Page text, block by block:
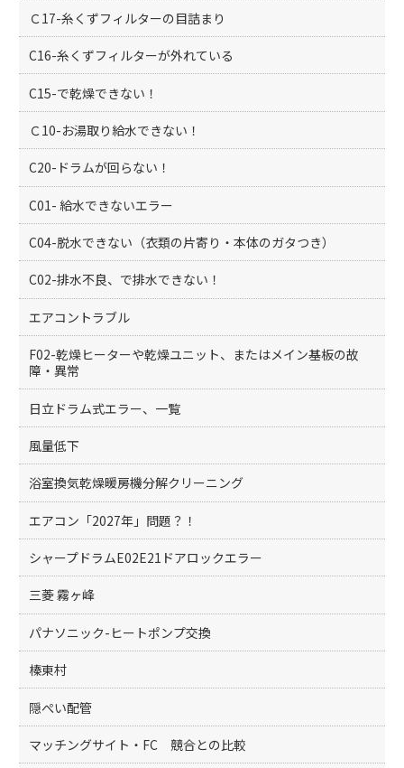
Ｃ17-糸くずフィルターの目詰まり
C16-糸くずフィルターが外れている
C15-で乾燥できない！
Ｃ10-お湯取り給水できない！
C20-ドラムが回らない！
C01- 給水できないエラー
C04-脱水できない（衣類の片寄り・本体のガタつき）
C02-排水不良、で排水できない！
エアコントラブル
F02-乾燥ヒーターや乾燥ユニット、またはメイン基板の故
障・異常
日立ドラム式エラー、一覧
風量低下
浴室換気乾燥暖房機分解クリーニング
エアコン「2027年」問題？！
シャープドラムE02E21ドアロックエラー
三菱 霧ヶ峰
パナソニック-ヒートポンプ交換
榛東村
隠ぺい配管
マッチングサイト・FC 競合との比較